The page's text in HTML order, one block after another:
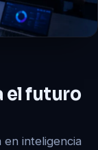
el futuro
en inteligencia